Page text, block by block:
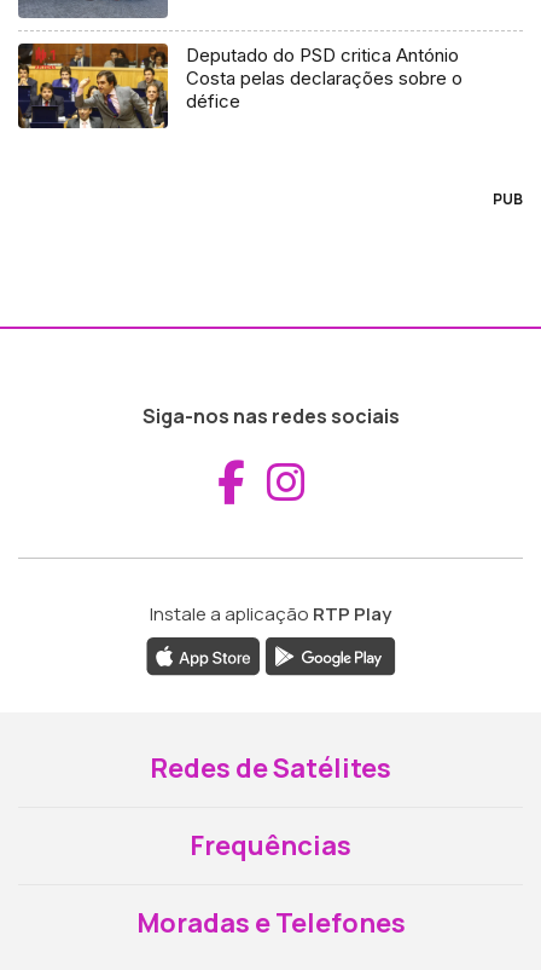
Deputado do PSD critica António
Costa pelas declarações sobre o
défice
PUB
Siga-nos nas redes sociais
Aceder ao
Instale a aplicação RTP Play
Redes de Satélites
Frequências
Moradas e Telefones